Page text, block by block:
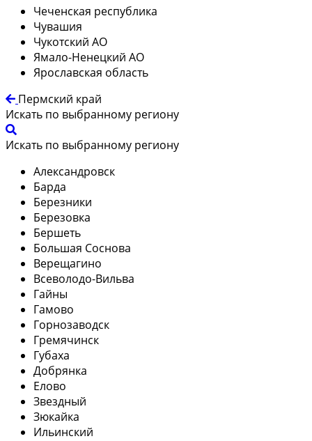
Чеченская республика
Чувашия
Чукотский АО
Ямало-Ненецкий АО
Ярославская область
Пермский край
Искать по выбранному региону
Искать по выбранному региону
Александровск
Барда
Березники
Березовка
Бершеть
Большая Соснова
Верещагино
Всеволодо-Вильва
Гайны
Гамово
Горнозаводск
Гремячинск
Губаха
Добрянка
Елово
Звездный
Зюкайка
Ильинский